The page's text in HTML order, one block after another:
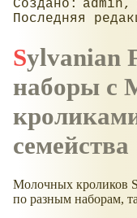
admin
Sylvanian Families, все
наборы с
семейства
Молочных кроликов
по разным наборам,